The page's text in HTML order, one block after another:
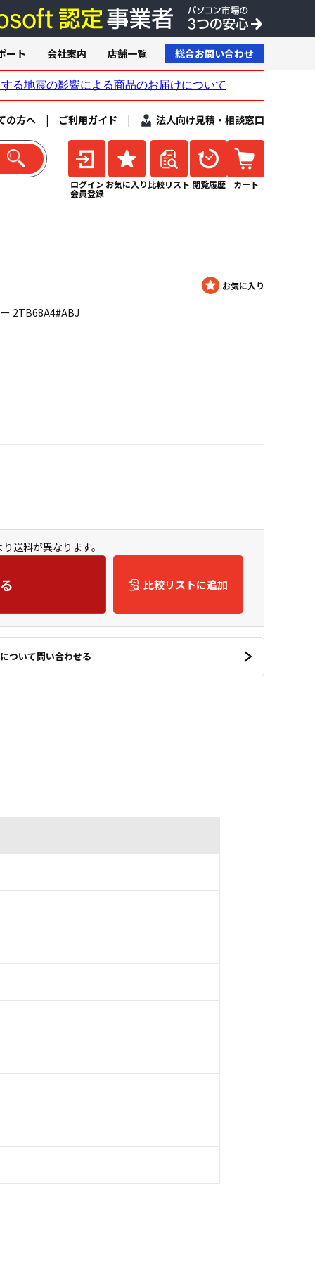
の方へ | ご利用ガイド | 法人向け見積・相談窓口
ログイン
会員登録
お気に入り 比較リスト 閲覧履歴 カート
ート 会社案内 店舗一覧 総合お問い合わせ
2TB68A4#ABJ
送料が異なります。
比較リストに追加
ついて問い合わせる